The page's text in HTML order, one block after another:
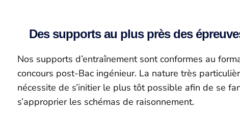
Des supports au plus près des
Nos supports d’entraînement sont conformes au
concours post-Bac ingénieur. La nature très
nécessite de s’initier le plus tôt possible afin de se
s’approprier les schémas de raisonnement.